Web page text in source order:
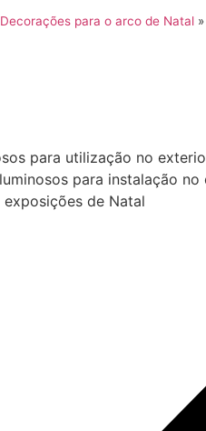
Decorações para o arco de Natal »